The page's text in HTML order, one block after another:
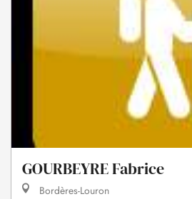
GOURBEYRE Fabrice
Bordères-Louron